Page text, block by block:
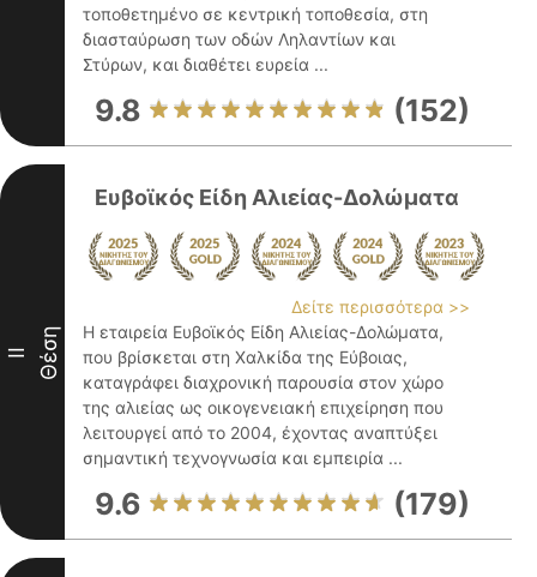
τοποθετημένο σε κεντρική τοποθεσία, στη
διασταύρωση των οδών Ληλαντίων και
Στύρων, και διαθέτει ευρεία ...
9.8 (152)
II Θέση
Ευβοϊκός Είδη Αλιείας-Δολώματα
Δείτε περισσότερα >>
Η εταιρεία Ευβοϊκός Είδη Αλιείας-Δολώματα,
που βρίσκεται στη Χαλκίδα της Εύβοιας,
καταγράφει διαχρονική παρουσία στον χώρο
της αλιείας ως οικογενειακή επιχείρηση που
λειτουργεί από το 2004, έχοντας αναπτύξει
σημαντική τεχνογνωσία και εμπειρία ...
9.6 (179)